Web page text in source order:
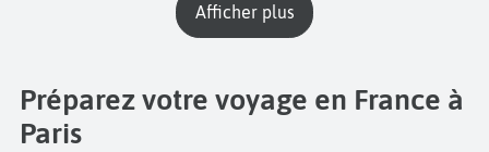
Afficher plus
Préparez votre voyage en France à
Paris